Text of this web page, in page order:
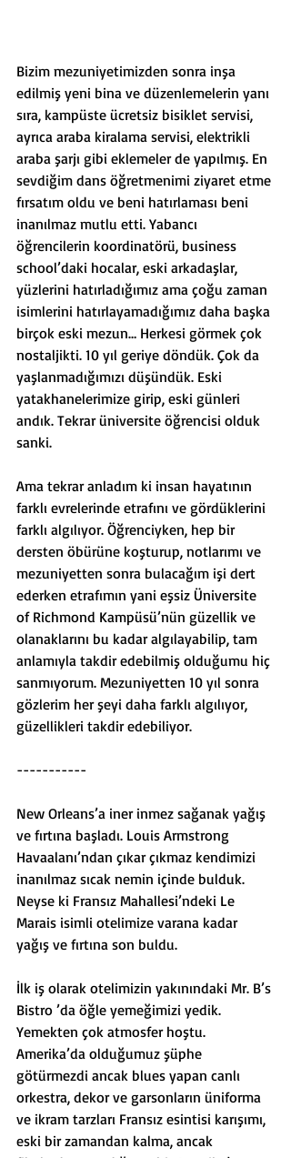
Bizim mezuniyetimizden sonra inşa
edilmiş yeni bina ve düzenlemelerin yanı
sıra, kampüste ücretsiz bisiklet servisi,
ayrıca araba kiralama servisi, elektrikli
araba şarjı gibi eklemeler de yapılmış. En
sevdiğim dans öğretmenimi ziyaret etme
fırsatım oldu ve beni hatırlaması beni
inanılmaz mutlu etti. Yabancı
öğrencilerin koordinatörü, business
school’daki hocalar, eski arkadaşlar,
yüzlerini hatırladığımız ama çoğu zaman
isimlerini hatırlayamadığımız daha başka
birçok eski mezun… Herkesi görmek çok
nostaljikti. 10 yıl geriye döndük. Çok da
yaşlanmadığımızı düşündük. Eski
yatakhanelerimize girip, eski günleri
andık. Tekrar üniversite öğrencisi olduk
sanki.
Ama tekrar anladım ki insan hayatının
farklı evrelerinde etrafını ve gördüklerini
farklı algılıyor. Öğrenciyken, hep bir
dersten öbürüne koşturup, notlarımı ve
mezuniyetten sonra bulacağım işi dert
ederken etrafımın yani eşsiz Üniversite
of Richmond Kampüsü’nün güzellik ve
olanaklarını bu kadar algılayabilip, tam
anlamıyla takdir edebilmiş olduğumu hiç
sanmıyorum. Mezuniyetten 10 yıl sonra
gözlerim her şeyi daha farklı algılıyor,
güzellikleri takdir edebiliyor.
-----------
New Orleans’a iner inmez sağanak yağış
ve fırtına başladı. Louis Armstrong
Havaalanı’ndan çıkar çıkmaz kendimizi
inanılmaz sıcak nemin içinde bulduk.
Neyse ki Fransız Mahallesi’ndeki Le
Marais isimli otelimize varana kadar
yağış ve fırtına son buldu.
İlk iş olarak otelimizin yakınındaki Mr. B’s
Bistro ’da öğle yemeğimizi yedik.
Yemekten çok atmosfer hoştu.
Amerika’da olduğumuz şüphe
götürmezdi ancak blues yapan canlı
orkestra, dekor ve garsonların üniforma
ve ikram tarzları Fransız esintisi karışımı,
eski bir zamandan kalma, ancak